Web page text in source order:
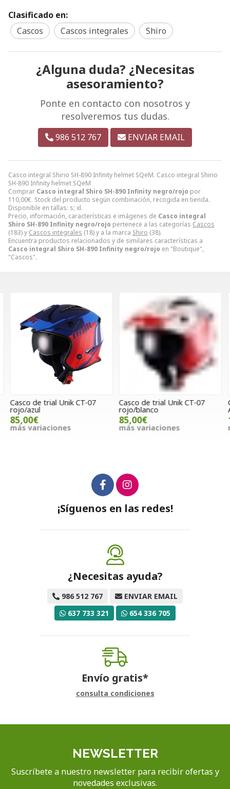
Casco integral Shirio SH-890 Infinity helmet SQeM. Casco integral Shirio
SH-890 Infinity helmet SQeM
Comprar Casco integral Shiro SH-890 Infinity negro/rojo por
110,00€. Stock del producto según combinación, recogida en tienda.
Disponible en tallas: s; xl.
Precio, información, características e imágenes de Casco integral
Shiro SH-890 Infinity negro/rojo pertenece a las categorías Cascos
(183) y Cascos integrales (18) y a la marca Shiro (38).
Encuentra productos relacionados y de similares características a
Casco integral Shiro SH-890 Infinity negro/rojo en "Boutique",
"Cascos".
Clasificado en:
Cascos
Cascos integrales Shiro
¿Alguna duda? ¿Necesitas
asesoramiento?
Ponte en contacto con nosotros y
resolveremos tus dudas.
986 512 767 ENVIAR EMAIL
Casco de trial Unik CT-07
rojo/azul
85,00€
más variaciones
Casco de trial Unik CT-07
rojo/blanco
85,00€
más variaciones
¡Síguenos en las redes!
¿Necesitas ayuda?
986 512 767
ENVIAR EMAIL
637 733 321
654 336 705
Envío gratis*
consulta condiciones
NEWSLETTER
Suscríbete a nuestro newsletter para recibir ofertas y
novedades exclusivas.